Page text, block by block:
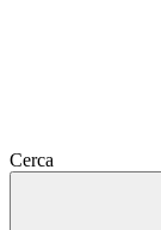
Cerca